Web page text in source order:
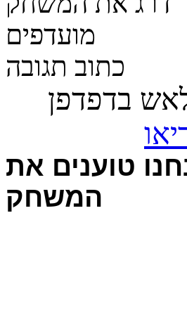
מועדפים
כתוב תגובה
בדפדפן
טוענים את
המשחק